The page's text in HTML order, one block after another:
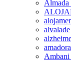
Almada
alvalade
amadora